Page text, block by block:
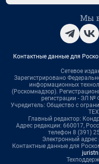
Мы в
Контактные данные для
Сетевое
Зарегистрировано
информационных
(Роскомнадзор).
регистрации - ЭЛ №
Учредитель: Общество с
Главный редактор:
Адрес редакции: 660017,
телефон 8 (391)
Электронный адрес
Контактные данные для